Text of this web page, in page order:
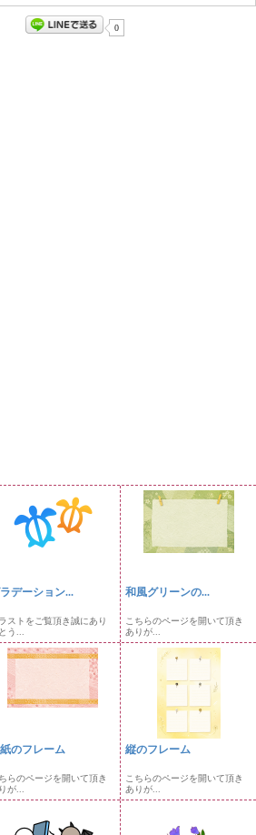
0
デーション...
ストをご覧頂き誠にあり
う...
和風グリーンの...
こちらのページを開いて頂き
ありが...
のフレーム
らのページを開いて頂き
が...
縦のフレーム
こちらのページを開いて頂き
ありが...